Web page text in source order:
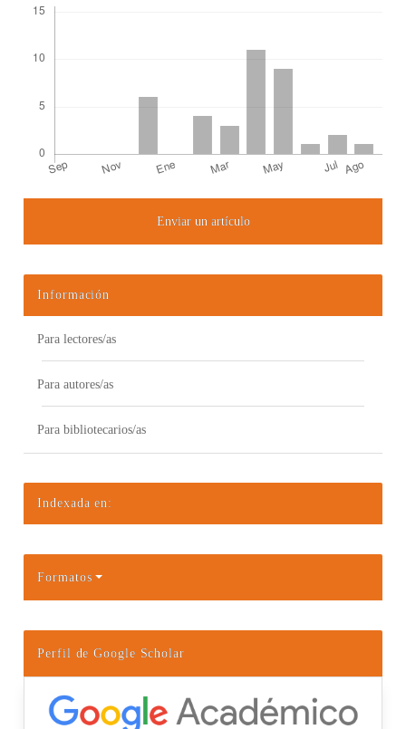
Detalles del artículoEnviar un artículo
Información
Para lectores/as
Para autores/as
Para bibliotecarios/as
Indexada en:
Formatos
Perfil de Google Scholar